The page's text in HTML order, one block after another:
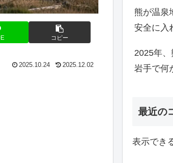
コピー
2025.10.24 2025.12.02
熊が温泉
安全に入
2025年
岩手で何
最近の
表示でき